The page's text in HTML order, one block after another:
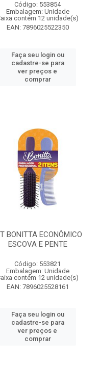
Código: 553854
Embalagem: Unidade
contém 12 unidade(s)
EAN: 7896025522350
Faça seu login ou
cadastre-se para
ver preços e
comprar
BONITTA ECONÔMICO
ESCOVA E PENTE
Código: 553821
Embalagem: Unidade
contém 12 unidade(s)
EAN: 7896025528161
Faça seu login ou
cadastre-se para
ver preços e
comprar